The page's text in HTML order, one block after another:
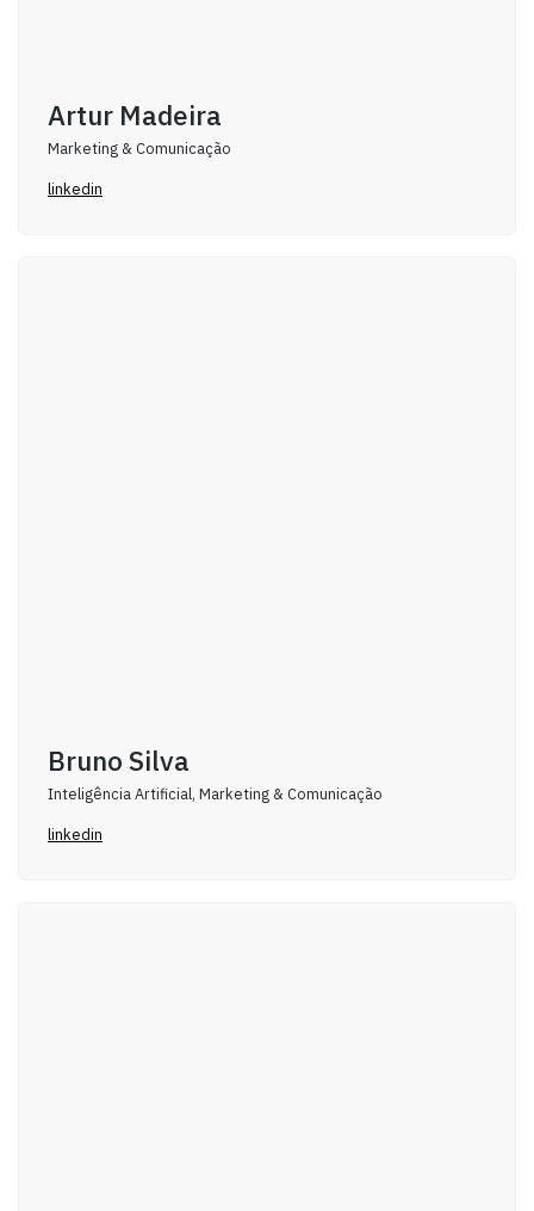
Artur Madeira
Marketing & Comunicação
linkedin
Bruno Silva
Inteligência Artificial, Marketing & Comunicação
linkedin